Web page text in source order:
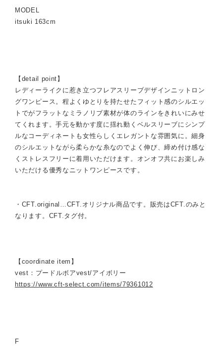
MODEL
itsuki 163cm
【detail point】
レディーライクに惹き立つフレアスリーブデザインニットロン
グワンピース。程よくゆとりを持たせたフィット感のシルエッ
トでがフラットなミラノリブ素材が体のラインをきれいにみせ
てくれます。手元を動かす度に揺れ動くベルスリーブにシンプ
ルなコーディネートも女性らしくエレガントな雰囲気に。細身
のシルエットながら柔らかな糸なのでよく伸び、締め付け感な
くストレスフリーに着用いただけます。オンオフ共にお楽しみ
いただける優秀なニットワンピースです。
・CFT.original…CFT.オリジナル商品です。販売はCFT.のみと
なります。CFT.タグ付。
【coordinate item】
vest：プードルボアvest/アイボリー
https://www.cft-select.com/items/79361012
F